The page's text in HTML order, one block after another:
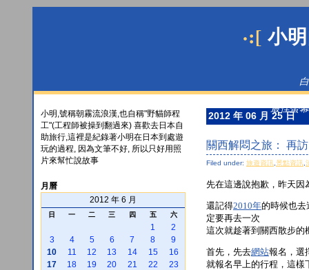
·:[小
最佳螢
小明,號稱朝霧流浪漢,也自稱"野貓師程
工"(工程師被操到翻過來) 喜歡去日本自
助旅行,這裡是紀錄著小明在日本到處遊
玩的過程, 因為文筆不好, 所以只好用照
片來幫忙說故事
月曆
2012 年 6 月
日 一 二 三 四 五 六
1
2
3
4 5 6 7 8
9
10
11 12 13 14 15
16
17
18 19 20 21 22
23
2012 年 06 月 25 日
關西解悶之旅： 再
Filed under: 旅遊資訊 景點資訊
先在這邊說抱歉，昨天因
還記得2010年的時候也去
定要再去一次
這次就趁著到關西散步的
首先，先去網站報名，選
就報名早上的行程，這樣